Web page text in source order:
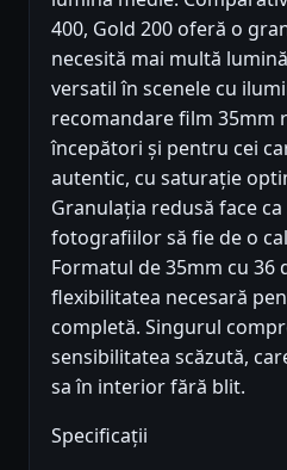
400, Gold 200 oferă o
necesită mai multă
versatil în scenele cu
recomandare film 35mm
începători și pentru cei
autentic, cu saturație
Granulația redusă face
fotografiilor să fie de o
Formatul de 35mm cu 36
flexibilitatea necesară
completă. Singurul
sensibilitatea scăzută,
sa în interior fără blit.
Specificații